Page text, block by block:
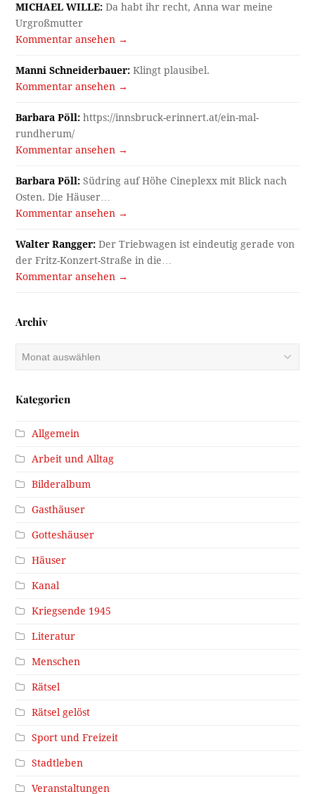
MICHAEL WILLE: Da habt ihr recht, Anna war meine
Urgroßmutter
Kommentar ansehen →
Manni Schneiderbauer: Klingt plausibel.
Kommentar ansehen →
Barbara Pöll: https://innsbruck-erinnert.at/ein-mal-
rundherum/
Kommentar ansehen →
Barbara Pöll: Südring auf Höhe Cineplexx mit Blick nach
Osten. Die Häuser…
Kommentar ansehen →
Walter Rangger: Der Triebwagen ist eindeutig gerade von
der Fritz-Konzert-Straße in die…
Kommentar ansehen →
Archiv
Kategorien
Allgemein
Arbeit und Alltag
Bilderalbum
Gasthäuser
Gotteshäuser
Häuser
Kanal
Kriegsende 1945
Literatur
Menschen
Rätsel
Rätsel gelöst
Sport und Freizeit
Stadtleben
Veranstaltungen